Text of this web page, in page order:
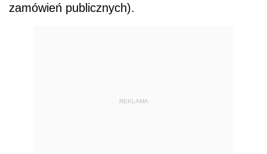
zamówień publicznych).
REKLAMA